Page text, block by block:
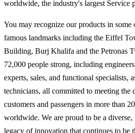
worldwide, the industry's largest Service
You may recognize our products in some
famous landmarks including the Eiffel
Building, Burj Khalifa and the Petronas
72,000 people strong, including
experts, sales, and functional specialists,
technicians, all committed to meeting the
customers and passengers in more than
worldwide. We are proud to be a
legacy of innovation that continues to be